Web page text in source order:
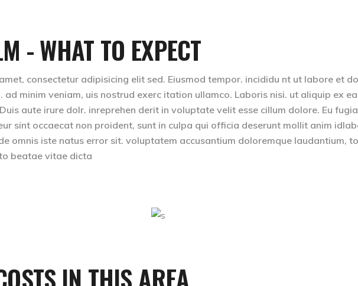
- WHAT TO EXPECT
consectetur adipisicing elit sed. Eiusmod tempor. incididu nt ut labore et
ad minim veniam, uis nostrud exerc itation ullamco. Laboris nisi. ut aliquip ex ea
aute irure dolr. inreprehen derit in voluptate velit esse cillum dolore. Eu
sint occaecat non proident, sunt in culpa qui officia deserunt mollit anim
omnis iste natus error sit. voluptatem accusantium doloremque laudantium,
beatae vitae dicta
IN THIS AREA